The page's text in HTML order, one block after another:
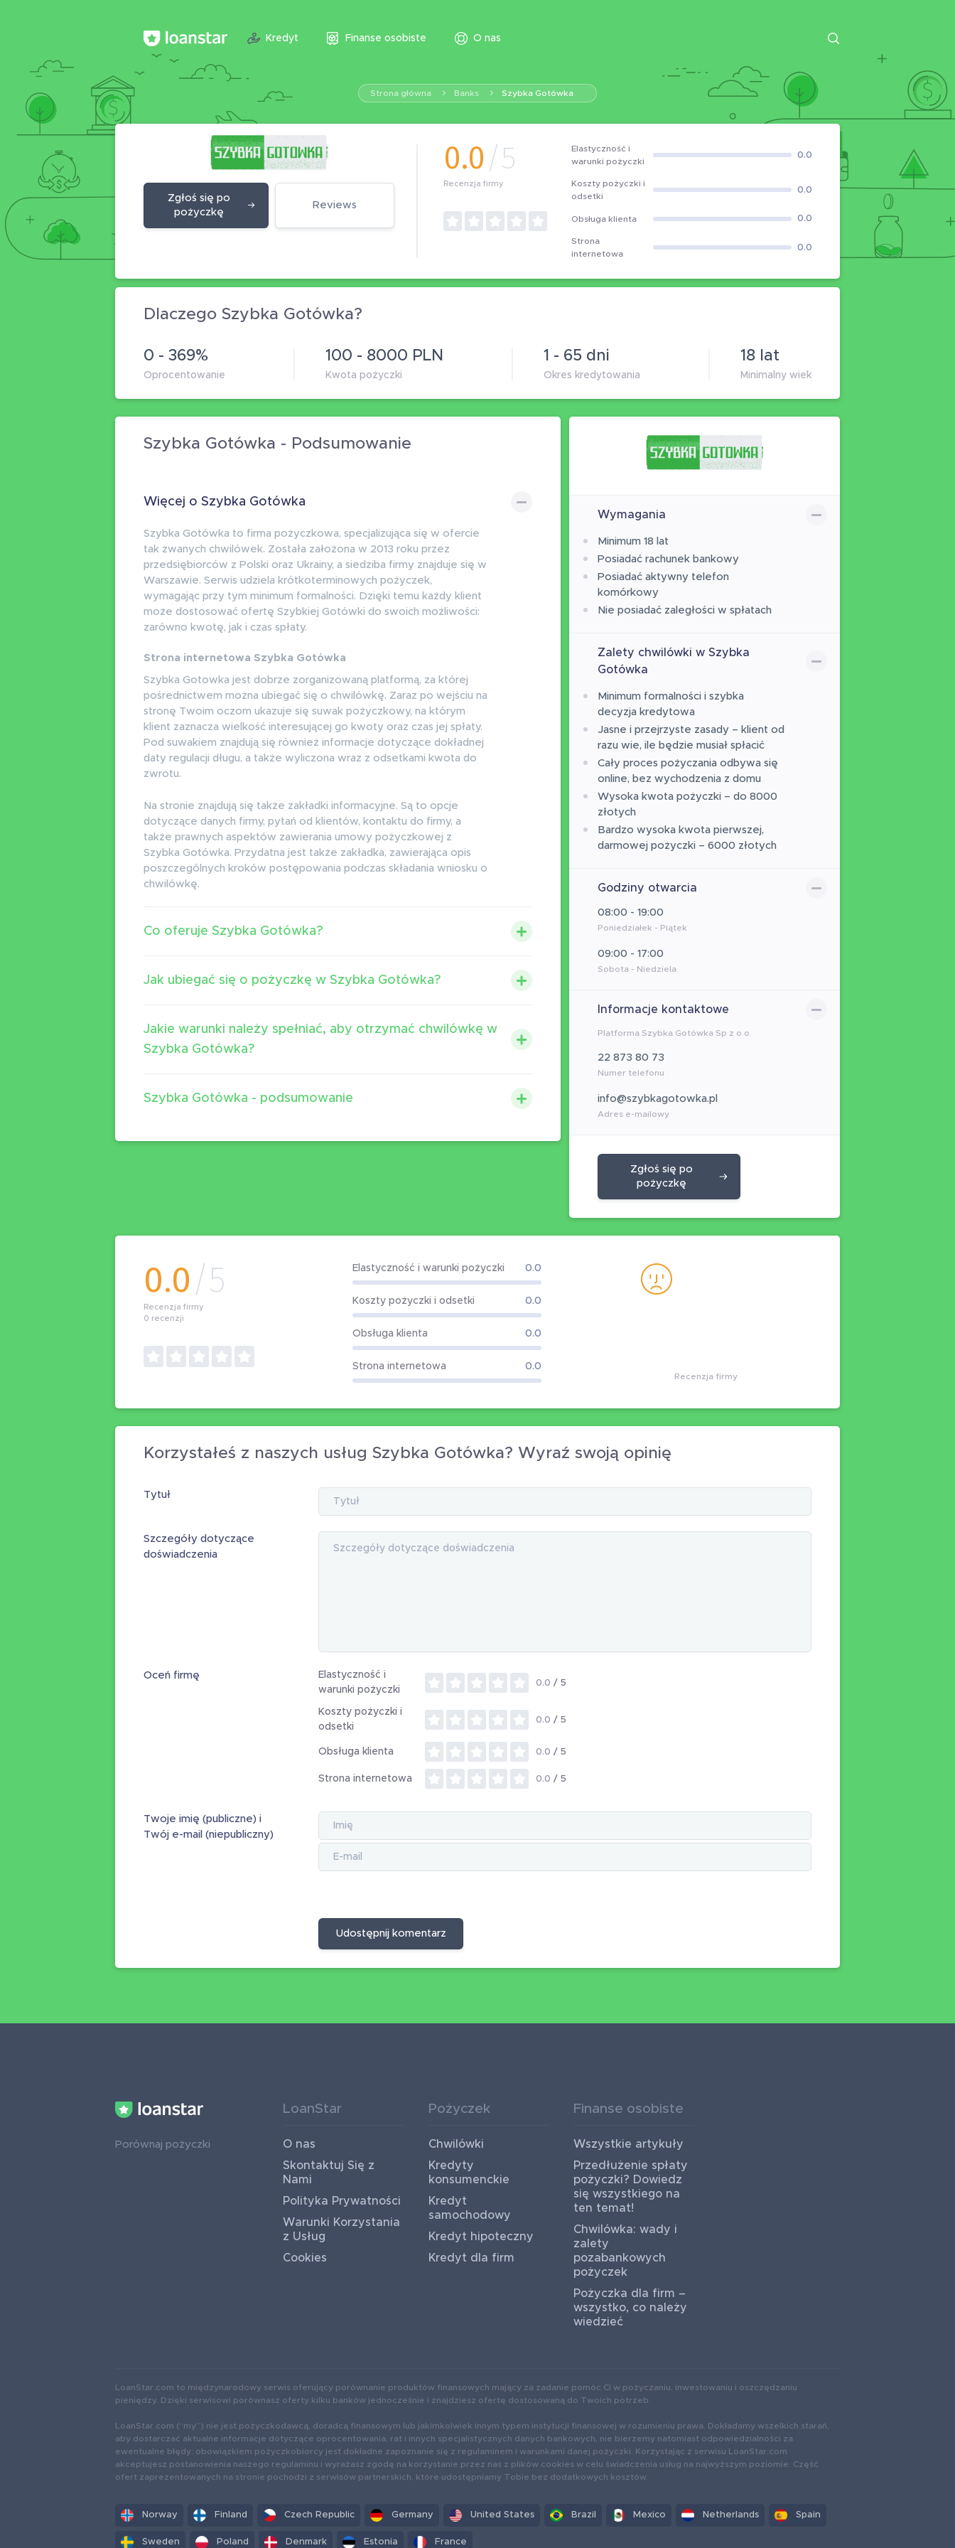
Kredyt Finanse osobiste O nas
Strona główna Banks Szybka Gotówka
Zgłoś się po
pożyczkę
Reviews
0.0/5
Recenzja firmy
Elastyczność i
warunki pożyczki
0.0
Koszty pożyczki i
odsetki
0.0
Obsługa klienta 0.0
Strona
internetowa
0.0
Dlaczego Szybka Gotówka?
0 - 369%
Oprocentowanie
100 - 8000 PLN
Kwota pożyczki
1 - 65 dni
Okres kredytowania
18 lat
Minimalny wiek
Szybka Gotówka - Podsumowanie
Więcej o Szybka Gotówka
Szybka Gotówka to firma pożyczkowa, specjalizująca się w ofercie
tak zwanych chwilówek. Została założona w 2013 roku przez
przedsiębiorców z Polski oraz Ukrainy, a siedziba firmy znajduje się w
Warszawie. Serwis udziela krótkoterminowych pożyczek,
wymagając przy tym minimum formalności. Dzięki temu każdy klient
może dostosować ofertę Szybkiej Gotówki do swoich możliwości:
zarówno kwotę, jak i czas spłaty.
Strona internetowa Szybka Gotówka
Szybka Gotowka jest dobrze zorganizowaną platformą, za której
pośrednictwem można ubiegać się o chwilówkę. Zaraz po wejściu na
stronę Twoim oczom ukazuje się suwak pożyczkowy, na którym
klient zaznacza wielkość interesującej go kwoty oraz czas jej spłaty.
Pod suwakiem znajdują się również informacje dotyczące dokładnej
daty regulacji długu, a także wyliczona wraz z odsetkami kwota do
zwrotu.
Na stronie znajdują się także zakładki informacyjne. Są to opcje
dotyczące danych firmy, pytań od klientów, kontaktu do firmy, a
także prawnych aspektów zawierania umowy pożyczkowej z
Szybka Gotówka. Przydatna jest także zakładka, zawierająca opis
poszczególnych kroków postępowania podczas składania wniosku o
chwilówkę.
Co oferuje Szybka Gotówka?
Jak ubiegać się o pożyczkę w Szybka Gotówka?
Jakie warunki należy spełniać, aby otrzymać chwilówkę w
Szybka Gotówka?
Szybka Gotówka - podsumowanie
Wymagania
Minimum 18 lat
Posiadać rachunek bankowy
Posiadać aktywny telefon
komórkowy
Nie posiadać zaległości w spłatach
Zalety chwilówki w Szybka
Gotówka
Minimum formalności i szybka
decyzja kredytowa
Jasne i przejrzyste zasady – klient od
razu wie, ile będzie musiał spłacić
Cały proces pożyczania odbywa się
online, bez wychodzenia z domu
Wysoka kwota pożyczki – do 8000
złotych
Bardzo wysoka kwota pierwszej,
darmowej pożyczki – 6000 złotych
Godziny otwarcia
08:00 - 19:00
Poniedziałek - Piątek
09:00 - 17:00
Sobota - Niedziela
Informacje kontaktowe
Platforma Szybka Gotówka Sp z o.o.
22 873 80 73
Numer telefonu
info@szybkagotowka.pl
Adres e-mailowy
Zgłoś się po
pożyczkę
0.0/5
Recenzja firmy
0 recenzji
Elastyczność i warunki pożyczki 0.0
Koszty pożyczki i odsetki 0.0
Obsługa klienta 0.0
Strona internetowa 0.0
Recenzja firmy
Korzystałeś z naszych usług Szybka Gotówka? Wyraź swoją opinię
Tytuł
Szczegóły dotyczące
doświadczenia
Oceń firmę
Elastyczność i
warunki pożyczki
0.0 / 5
Koszty pożyczki i
odsetki
0.0 / 5
Obsługa klienta 0.0 / 5
Strona internetowa 0.0 / 5
Twoje imię (publiczne) i
Twój e-mail (niepubliczny)
Udostępnij komentarz
Porównaj pożyczki
LoanStar
O nas
Skontaktuj Się z
Nami
Polityka Prywatności
Warunki Korzystania
z Usług
Cookies
Pożyczek
Chwilówki
Kredyty
konsumenckie
Kredyt
samochodowy
Kredyt hipoteczny
Kredyt dla firm
Finanse osobiste
Wszystkie artykuły
Przedłużenie spłaty
pożyczki? Dowiedz
się wszystkiego na
ten temat!
Chwilówka: wady i
zalety
pozabankowych
pożyczek
Pożyczka dla firm –
wszystko, co należy
wiedzieć
LoanStar.com to międzynarodowy serwis oferujący porównanie produktów finansowych mający za zadanie pomóc Ci w pożyczaniu, inwestowaniu i oszczędzaniu
pieniędzy. Dzięki serwisowi porównasz oferty kilku banków jednocześnie i znajdziesz ofertę dostosowaną do Twoich potrzeb.
LoanStar.com (“my”) nie jest pożyczkodawcą, doradcą finansowym lub jakimkolwiek innym typem instytucji finansowej w rozumieniu prawa. Dokładamy wszelkich starań,
aby dostarczać aktualne informacje dotyczące oprocentowania, rat i innych specjalistycznych danych bankowych, nie bierzemy natomiast odpowiedzialności za
ewentualne błędy: obowiązkiem pożyczkobiorcy jest dokładne zapoznanie się z regulaminem i warunkami danej pożyczki. Korzystając z serwisu LoanStar.com
akceptujesz postanowienia naszego regulaminu i wyrażasz zgodę na korzystanie przez nas z plików cookies w celu świadczenia usług na najwyższym poziomie. Część
ofert zaprezentowanych na stronie pochodzi z serwisów partnerskich, które udostępniamy Tobie bez dodatkowych kosztów.
Norway Finland Czech Republic Germany United States Brazil Mexico Netherlands Spain
Sweden Poland Denmark Estonia France